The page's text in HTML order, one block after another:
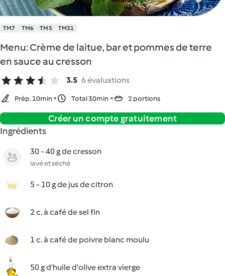
TM7 TM6 TM5 TM31
Menu: Crème de laitue, bar et pommes de terre
en sauce au cresson
3.5 6 évaluations
Prép. 10min Total 30min 2 portions
Créer un compte gratuitement
Ingrédients
30 - 40 g de cresson
lavé et séché
5 - 10 g de jus de citron
2 c. à café de sel fin
1 c. à café de poivre blanc moulu
50 g d'huile d'olive extra vierge